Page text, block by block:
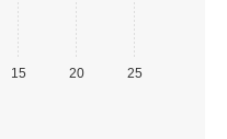
15 20 25